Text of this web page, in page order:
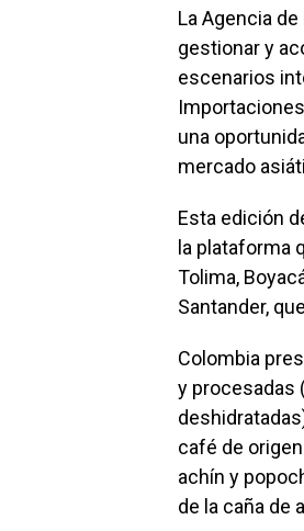
La Agencia
gestionar y
escenarios
una
mercado
Esta edición
la plataforma
Tolima,
Santander,
Colombia
y procesadas
café de
achín y
de la caña de